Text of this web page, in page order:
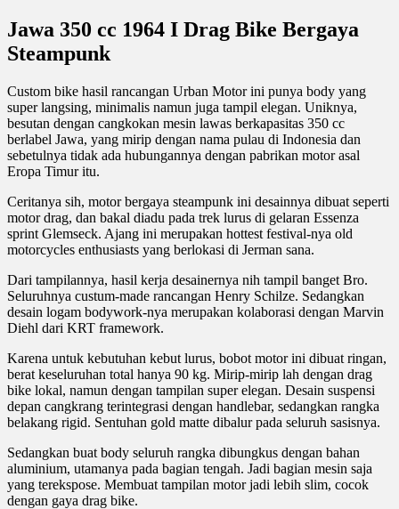
Jawa 350 cc 1964 I Drag Bike Bergaya
Steampunk
Custom bike hasil rancangan Urban Motor ini punya body yang
super langsing, minimalis namun juga tampil elegan. Uniknya,
besutan dengan cangkokan mesin lawas berkapasitas 350 cc
berlabel Jawa, yang mirip dengan nama pulau di Indonesia dan
sebetulnya tidak ada hubungannya dengan pabrikan motor asal
Eropa Timur itu.
Ceritanya sih, motor bergaya steampunk ini desainnya dibuat seperti
motor drag, dan bakal diadu pada trek lurus di gelaran Essenza
sprint Glemseck. Ajang ini merupakan hottest festival-nya old
motorcycles enthusiasts yang berlokasi di Jerman sana.
Dari tampilannya, hasil kerja desainernya nih tampil banget Bro.
Seluruhnya custum-made rancangan Henry Schilze. Sedangkan
desain logam bodywork-nya merupakan kolaborasi dengan Marvin
Diehl dari KRT framework.
Karena untuk kebutuhan kebut lurus, bobot motor ini dibuat ringan,
berat keseluruhan total hanya 90 kg. Mirip-mirip lah dengan drag
bike lokal, namun dengan tampilan super elegan. Desain suspensi
depan cangkrang terintegrasi dengan handlebar, sedangkan rangka
belakang rigid. Sentuhan gold matte dibalur pada seluruh sasisnya.
Sedangkan buat body seluruh rangka dibungkus dengan bahan
aluminium, utamanya pada bagian tengah. Jadi bagian mesin saja
yang terekspose. Membuat tampilan motor jadi lebih slim, cocok
dengan gaya drag bike.